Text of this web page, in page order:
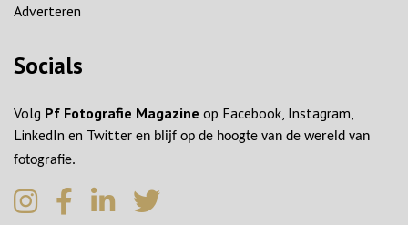
Adverteren
Socials
Volg Pf Fotografie Magazine op Facebook, Instagram,
LinkedIn en Twitter en blijf op de hoogte van de wereld van
fotografie.